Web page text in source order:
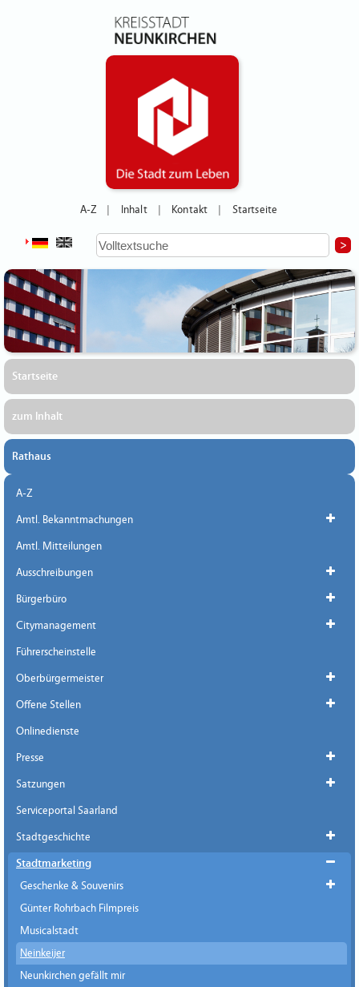
A-Z Inhalt Kontakt Startseite
Startseite
zum Inhalt
Rathaus
A-Z
Amtl. Bekanntmachungen
Amtl. Mitteilungen
Ausschreibungen
Bürgerbüro
Citymanagement
Führerscheinstelle
Oberbürgermeister
Offene Stellen
Onlinedienste
Presse
Satzungen
Serviceportal Saarland
Stadtgeschichte
Stadtmarketing
Geschenke & Souvenirs
Günter Rohrbach Filmpreis
Musicalstadt
Neinkeijer
Neunkirchen gefällt mir